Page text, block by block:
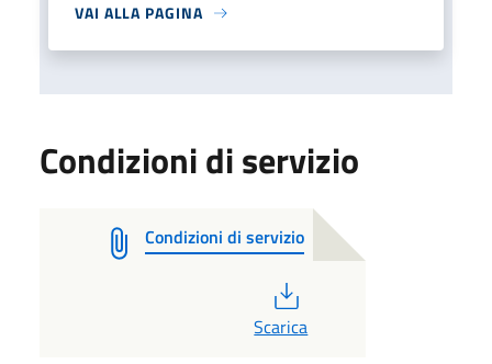
VAI ALLA PAGINA
Condizioni di servizio
Condizioni di servizio
Scarica